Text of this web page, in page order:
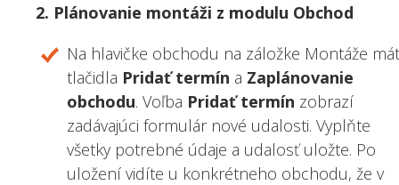
2. Plánovanie montáži z modulu Obchod
Na hlavičke obchodu na záložke Montáže
tlačidla Pridať termín a Zaplánovanie
obchodu. Voľba Pridať termín zobrazí
zadávajúci formulár nové udalosti. Vyplňte
všetky potrebné údaje a udalosť uložte. Po
uložení vidíte u konkrétneho obchodu, že v